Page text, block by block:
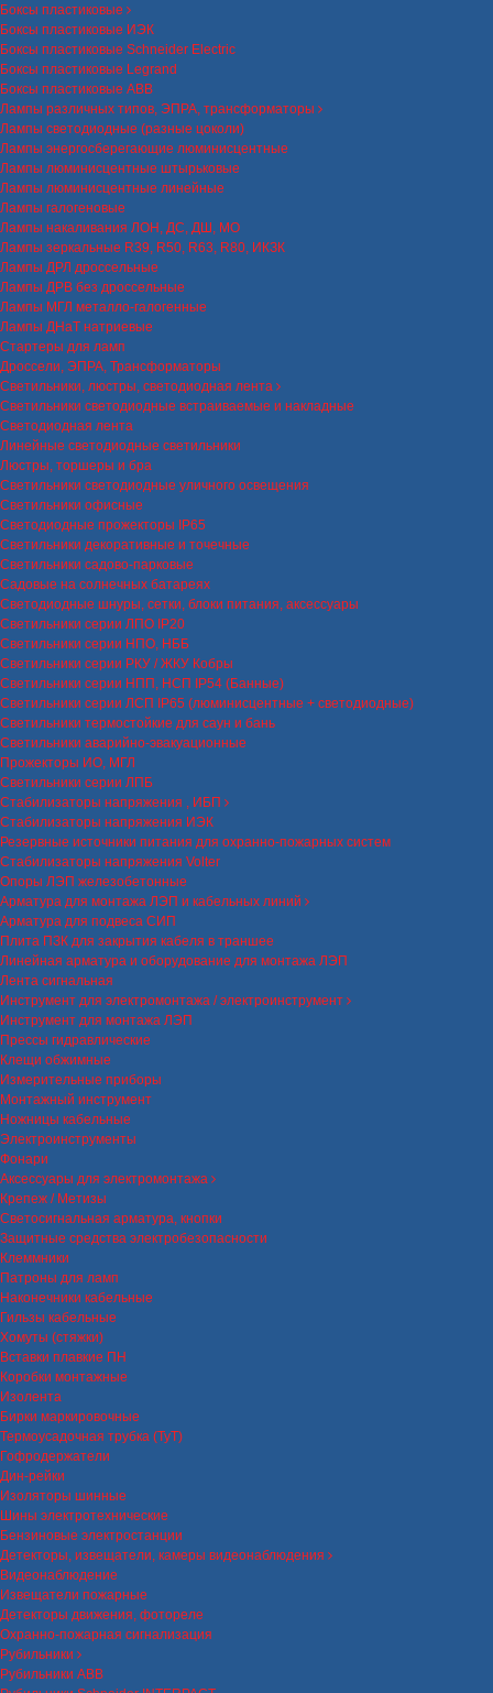
Боксы пластиковые
Боксы пластиковые ИЭК
Боксы пластиковые Schneider Electric
Боксы пластиковые Legrand
Боксы пластиковые ABB
Лампы различных типов, ЭПРА, трансформаторы
Лампы светодиодные (разные цоколи)
Лампы энергосберегающие люминисцентные
Лампы люминисцентные штырьковые
Лампы люминисцентные линейные
Лампы галогеновые
Лампы накаливания ЛОН, ДС, ДШ, МО
Лампы зеркальные R39, R50, R63, R80, ИКЗК
Лампы ДРЛ дроссельные
Лампы ДРВ без дроссельные
Лампы МГЛ металло-галогенные
Лампы ДНаТ натриевые
Стартеры для ламп
Дроссели, ЭПРА, Трансформаторы
Светильники, люстры, светодиодная лента
Светильники светодиодные встраиваемые и накладные
Светодиодная лента
Линейные светодиодные светильники
Люстры, торшеры и бра
Светильники светодиодные уличного освещения
Светильники офисные
Светодиодные прожекторы IP65
Светильники декоративные и точечные
Светильники садово-парковые
Садовые на солнечных батареях
Светодиодные шнуры, сетки, блоки питания, аксессуары
Светильники серии ЛПО IP20
Светильники серии НПО, НББ
Светильники серии РКУ / ЖКУ Кобры
Светильники серии НПП, НСП IP54 (Банные)
Светильники серии ЛСП IP65 (люминисцентные + светодиодные)
Светильники термостойкие для саун и бань
Светильники аварийно-эвакуационные
Прожекторы ИО, МГЛ
Светильники серии ЛПБ
Стабилизаторы напряжения , ИБП
Стабилизаторы напряжения ИЭК
Резервные источники питания для охранно-пожарных систем
Стабилизаторы напряжения Volter
Опоры ЛЭП железобетонные
Арматура для монтажа ЛЭП и кабельных линий
Арматура для подвеса СИП
Плита ПЗК для закрытия кабеля в траншее
Линейная арматура и оборудование для монтажа ЛЭП
Лента сигнальная
Инструмент для электромонтажа / электроинструмент
Инструмент для монтажа ЛЭП
Прессы гидравлические
Клещи обжимные
Измерительные приборы
Монтажный инструмент
Ножницы кабельные
Электроинструменты
Фонари
Аксессуары для электромонтажа
Крепеж / Метизы
Светосигнальная арматура, кнопки
Защитные средства электробезопасности
Клеммники
Патроны для ламп
Наконечники кабельные
Гильзы кабельные
Хомуты (стяжки)
Вставки плавкие ПН
Коробки монтажные
Изолента
Бирки маркировочные
Термоусадочная трубка (ТуТ)
Гофродержатели
Дин-рейки
Изоляторы шинные
Шины электротехнические
Бензиновые электростанции
Детекторы, извещатели, камеры видеонаблюдения
Видеонаблюдение
Извещатели пожарные
Детекторы движения, фотореле
Охранно-пожарная сигнализация
Рубильники
Рубильники ABB